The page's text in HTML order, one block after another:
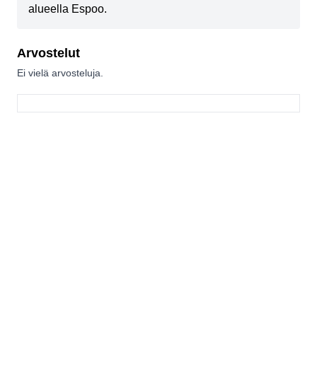
alueella Espoo.
Arvostelut
Ei vielä arvosteluja.